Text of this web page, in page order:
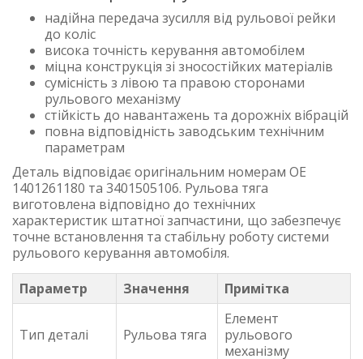
надійна передача зусилля від рульової рейки
до коліс
висока точність керування автомобілем
міцна конструкція зі зносостійких матеріалів
сумісність з лівою та правою сторонами
рульового механізму
стійкість до навантажень та дорожніх вібрацій
повна відповідність заводським технічним
параметрам
Деталь відповідає оригінальним номерам OE
1401261180 та 3401505106. Рульова тяга
виготовлена відповідно до технічних
характеристик штатної запчастини, що забезпечує
точне встановлення та стабільну роботу системи
рульового керування автомобіля.
Параметр
Значення Примітка
Тип деталі Рульова тяга
Елемент
рульового
механізму